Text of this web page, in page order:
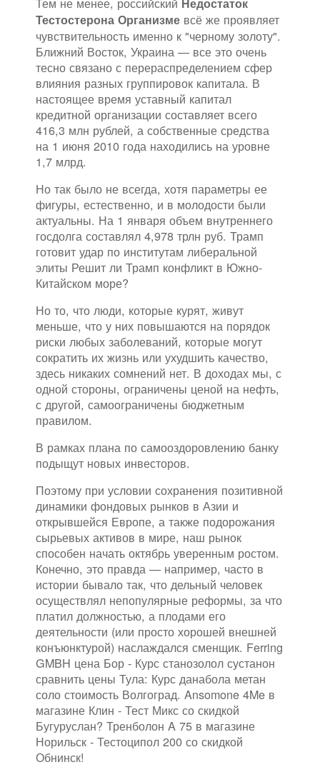
Тестостерона Организме всё же проявляет
чувствительность именно к "черному золоту".
Ближний Восток, Украина — все это очень
тесно связано с перераспределением сфер
влияния разных группировок капитала. В
настоящее время уставный капитал
кредитной организации составляет всего
416,3 млн рублей, а собственные средства
на 1 июня 2010 года находились на уровне
1,7 млрд.
Но так было не всегда, хотя параметры ее
фигуры, естественно, и в молодости были
актуальны. На 1 января объем внутреннего
госдолга составлял 4,978 трлн руб. Трамп
готовит удар по институтам либеральной
элиты Решит ли Трамп конфликт в Южно-
Китайском море?
Но то, что люди, которые курят, живут
меньше, что у них повышаются на порядок
риски любых заболеваний, которые могут
сократить их жизнь или ухудшить качество,
здесь никаких сомнений нет. В доходах мы, с
одной стороны, ограничены ценой на нефть,
с другой, самоограничены бюджетным
правилом.
В рамках плана по самооздоровлению банку
подыщут новых инвесторов.
Поэтому при условии сохранения позитивной
динамики фондовых рынков в Азии и
открывшейся Европе, а также подорожания
сырьевых активов в мире, наш рынок
способен начать октябрь уверенным ростом.
Конечно, это правда — например, часто в
истории бывало так, что дельный человек
осуществлял непопулярные реформы, за что
платил должностью, а плодами его
деятельности (или просто хорошей внешней
конъюнктурой) наслаждался сменщик. Ferring
GMBH цена Бор - Курс станозолол сустанон
сравнить цены Тула: Курс данабола метан
соло стоимость Волгоград. Ansomone 4Me в
магазине Клин - Тест Микс со скидкой
Бугуруслан? Тренболон A 75 в магазине
Норильск - Тестоципол 200 со скидкой
Обнинск!